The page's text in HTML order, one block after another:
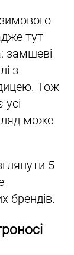
тут
замшеві
з
Тож
може
5
брендів.